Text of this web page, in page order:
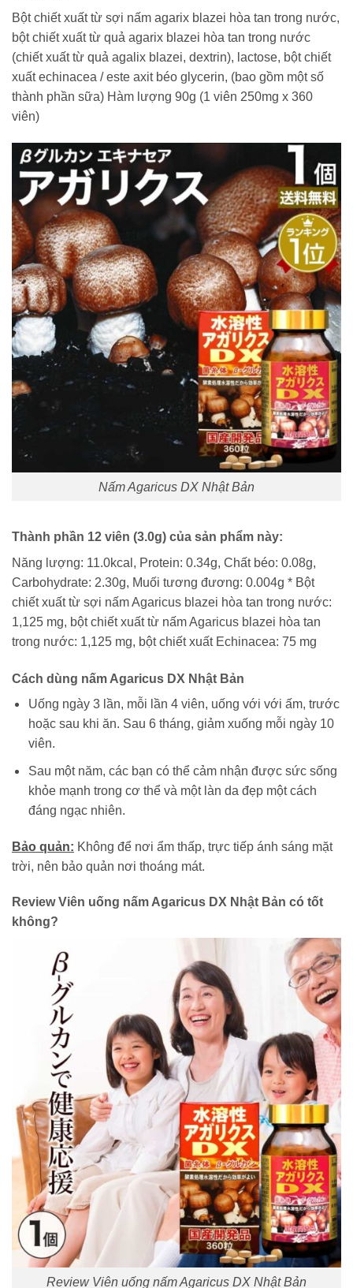
Bột chiết xuất từ ​​sợi nấm agarix blazei hòa tan trong nước,
bột chiết xuất từ ​​quả agarix blazei hòa tan trong nước
(chiết xuất từ ​​quả agalix blazei, dextrin), lactose, bột chiết
xuất echinacea / este axit béo glycerin, (bao gồm một số
thành phần sữa) Hàm lượng 90g (1 viên 250mg x 360
viên)
Nấm Agaricus DX Nhật Bản
Thành phần 12 viên (3.0g) của sản phẩm này:
Năng lượng: 11.0kcal, Protein: 0.34g, Chất béo: 0.08g,
Carbohydrate: 2.30g, Muối tương đương: 0.004g * Bột
chiết xuất từ ​​sợi nấm Agaricus blazei hòa tan trong nước:
1,125 mg, bột chiết xuất từ ​​nấm Agaricus blazei hòa tan
trong nước: 1,125 mg, bột chiết xuất Echinacea: 75 mg
Cách dùng nấm Agaricus DX Nhật Bản
Uống ngày 3 lần, mỗi lần 4 viên, uống với với ấm, trước
hoặc sau khi ăn. Sau 6 tháng, giảm xuống mỗi ngày 10
viên.
Sau một năm, các bạn có thể cảm nhận được sức sống
khỏe mạnh trong cơ thể và một làn da đẹp một cách
đáng ngạc nhiên.
Bảo quản: Không để nơi ẩm thấp, trực tiếp ánh sáng mặt
trời, nên bảo quản nơi thoáng mát.
Review Viên uống nấm Agaricus DX Nhật Bản có tốt
không?
Review Viên uống nấm Agaricus DX Nhật Bản